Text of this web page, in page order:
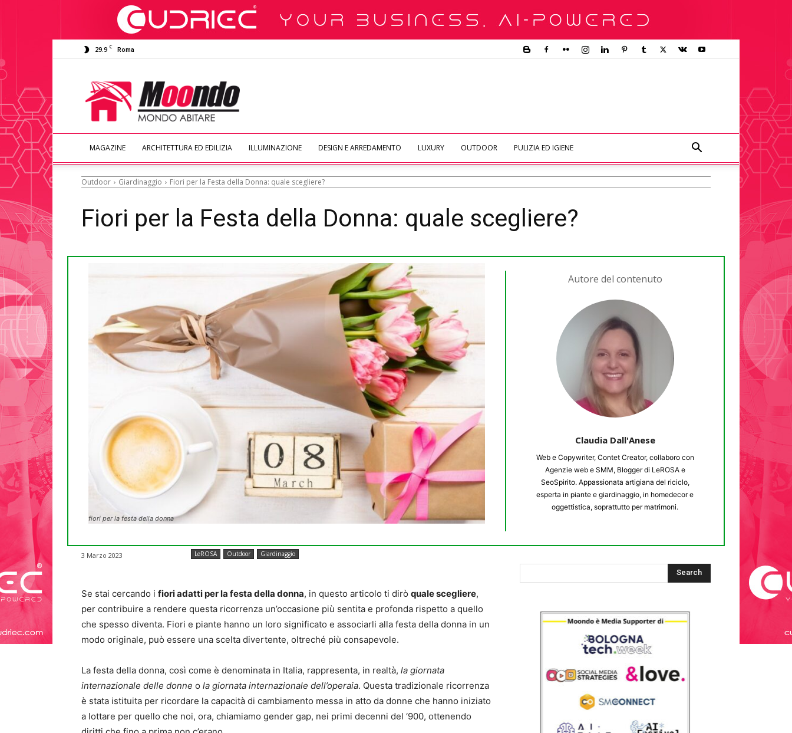
29.9 C Roma
Moondo
Abitare
MAGAZINE ARCHITETTURA ED EDILIZIA ILLUMINAZIONE DESIGN E ARREDAMENTO LUXURY OUTDOOR PULIZIA ED IGIENE
Outdoor Giardinaggio Fiori per la Festa della Donna: quale scegliere?
Fiori per la Festa della Donna: quale scegliere?
fiori per la festa della donna
Autore del contenuto
Claudia Dall'Anese
Web e Copywriter, Contet Creator, collaboro con
Agenzie web e SMM, Blogger di LeROSA e
SeoSpirito. Appassionata artigiana del riciclo,
esperta in piante e giardinaggio, in homedecor e
oggettistica, soprattutto per matrimoni.
3 Marzo 2023 LeROSA Outdoor Giardinaggio
Se stai cercando i fiori adatti per la festa della donna, in questo articolo ti dirò quale scegliere,
per contribuire a rendere questa ricorrenza un’occasione più sentita e profonda rispetto a quello
che spesso diventa. Fiori e piante hanno un loro significato e associarli alla festa della donna in un
modo originale, può essere una scelta divertente, oltreché più consapevole.
La festa della donna, così come è denominata in Italia, rappresenta, in realtà, la giornata
internazionale delle donne o la giornata internazionale dell’operaia. Questa tradizionale ricorrenza
è stata istituita per ricordare la capacità di cambiamento messa in atto da donne che hanno iniziato
a lottare per quello che noi, ora, chiamiamo gender gap, nei primi decenni del ‘900, ottenendo